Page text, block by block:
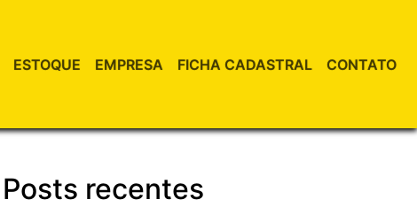
ESTOQUE EMPRESA FICHA CADASTRAL CONTATO
Posts recentes